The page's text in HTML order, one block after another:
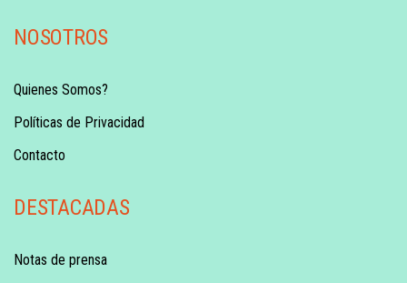
NOSOTROS
Quienes Somos?
Políticas de Privacidad
Contacto
DESTACADAS
Notas de prensa